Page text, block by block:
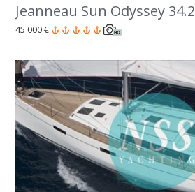
Jeanneau Sun Odyssey 34.2
45 000 €